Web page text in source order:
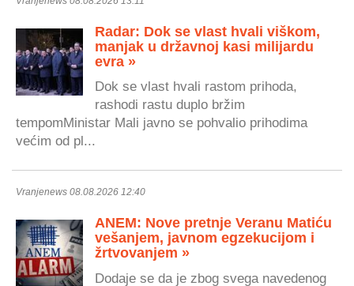
Radar: Dok se vlast hvali viškom,
manjak u državnoj kasi milijardu
evra »
Dok se vlast hvali rastom prihoda,
rashodi rastu duplo bržim
tempomMinistar Mali javno se pohvalio prihodima
većim od pl...
Vranjenews 08.08.2026 12:40
ANEM: Nove pretnje Veranu Matiću
vešanjem, javnom egzekucijom i
žrtvovanjem »
Dodaje se da je zbog svega navedenog